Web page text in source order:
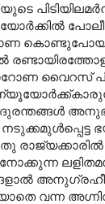
കൊണ്ടുപോയി
വൈറസ്
രാജ്യക്കാരിൽ
വന്ന